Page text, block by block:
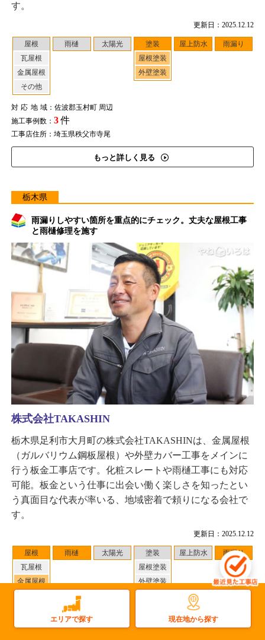
更新日：2025.12.12
屋根
瓦屋根
金属屋根
その他
雨樋 太陽光
塗装
屋根塗装
外壁塗装
屋上防水 雨漏り
対応地域：佐波郡玉村町 周辺
施工事例数： 3件
工事店住所：埼玉県秩父市寺尾
もっと詳しく見る
す。
栃木県
雨漏りしやすい箇所を重点的にチェック。丈夫な屋根工事
と雨樋修理を施す
更新日：2025.12.12
屋根
瓦屋根
金属屋根
雨樋 太陽光
塗装
屋根塗装
外壁塗装
屋上防水 雨漏り
：佐波郡玉村町 周辺
施工事例数：1件
株式会社TAKASHIN
栃木県足利市大月町の株式会社TAKASHINは、金属屋根
（ガルバリウム鋼板屋根）や外壁カバー工事をメインに
行う板金工事店です。化粧スレートや雨樋工事にも対応
可能。板金という仕事に出会い働く楽しさを知ったとい
う真面目な代表が率いる、地域密着で頼りになる会社で
す。
エリアで探す 現在地から探す